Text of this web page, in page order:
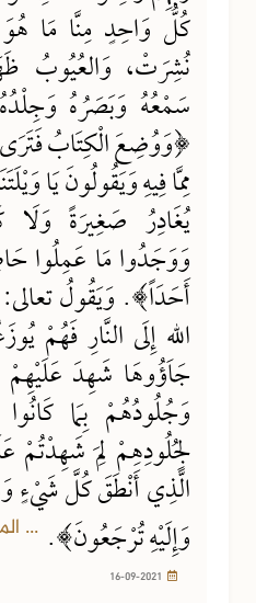
كُلُّ وَاحِدٍ مِنَّا مَا
نُشِرَتْ، وَالعُيُوبُ
سَمْعُهُ وَبَصَرُهُ
﴿وَوُضِعَ الْكِتَابُ
مِمَّا فِيهِ وَيَقُولُونَ يَا
يُغَادِرُ صَغِيرَةً وَلَا
وَوَجَدُوا مَا عَمِلُوا
أَحَدَاً﴾. وَيَقُولُ
اللهِ إِلَى النَّارِ فَهُمْ
جَاؤُوهَا شَهِدَ
وَجُلُودُهُمْ بِمَا
لِجُلُودِهِمْ لِمَ شَهِدْتُمْ
الَّذِي أَنْطَقَ كُلَّ شَيْءٍ
وَإِلَيْهِ تُرْجَعُونَ﴾. ...